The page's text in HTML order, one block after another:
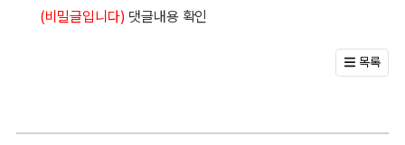
(비밀글입니다) 댓글내용 확인
목록